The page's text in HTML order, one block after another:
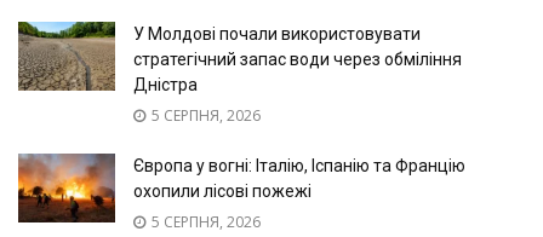
У Молдові почали використовувати
стратегічний запас води через обміління
Дністра
5 СЕРПНЯ, 2026
Європа у вогні: Італію, Іспанію та Францію
охопили лісові пожежі
5 СЕРПНЯ, 2026